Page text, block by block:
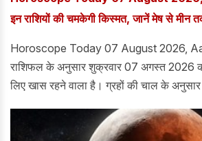
इन राशियों की चमकेगी किस्मत, जानें मेष से मीन
Horoscope Today 07 August 2026,
राशिफल के अनुसार शुक्रवार 07 अगस्त 2026
लिए खास रहने वाला है। ग्रहों की चाल के
बरतने की जरूरत होगी। मेष राशि वालों के लिए